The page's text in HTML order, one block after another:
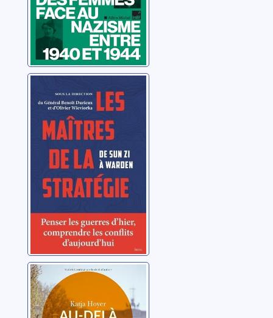
stratégie: de Sun
Zi à Warden
Durieux, Benoît
Au-delà du mur:
histoire de la
RDA